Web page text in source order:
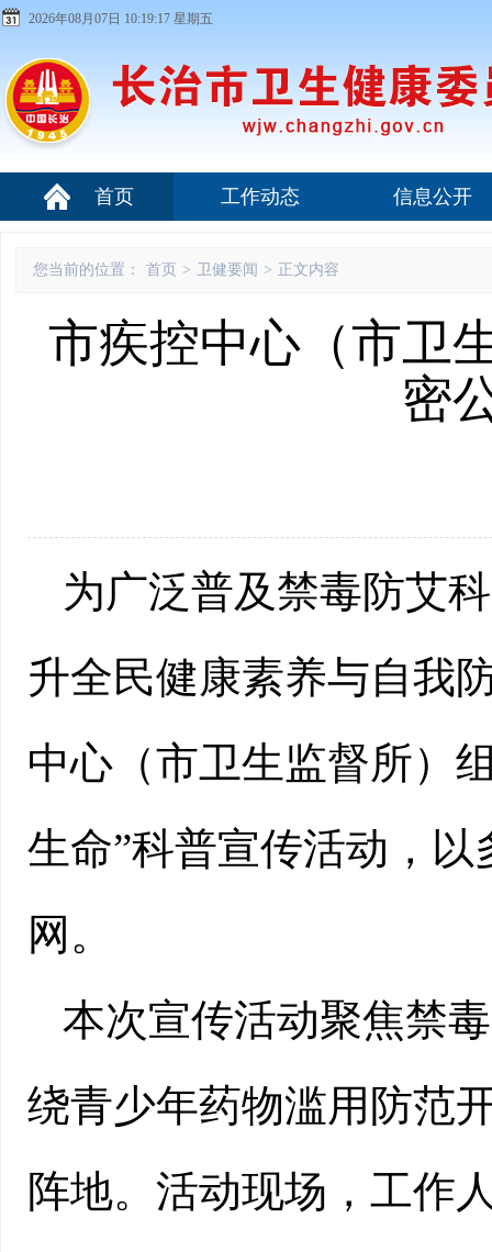
2026年08月07日 10:19:18 星期五
首页 工作动态 信息公开
您当前的位置： 首页 > 卫健要闻 > 正文内容
市疾控中心（市卫
密
为广泛普及禁毒防艾
升全民健康素养与自我
中心（市卫生监督所）
生命”科普宣传活动，
网。
本次宣传活动聚焦禁
绕青少年药物滥用防范
阵地。活动现场，工作